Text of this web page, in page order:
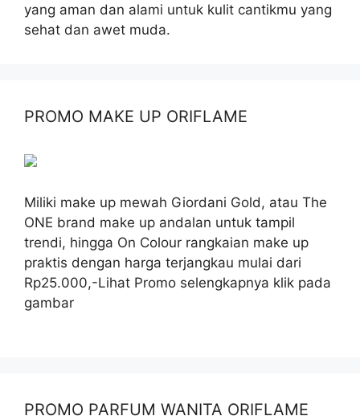
yang aman dan alami untuk kulit cantikmu yang
sehat dan awet muda.
PROMO MAKE UP ORIFLAME
Miliki make up mewah Giordani Gold, atau The
ONE brand make up andalan untuk tampil
trendi, hingga On Colour rangkaian make up
praktis dengan harga terjangkau mulai dari
Rp25.000,-Lihat Promo selengkapnya klik pada
gambar
PROMO PARFUM WANITA ORIFLAME